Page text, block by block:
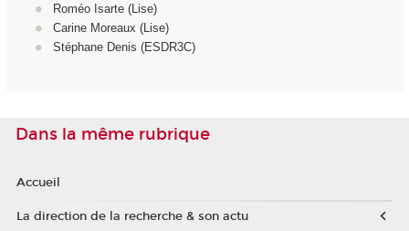
Roméo Isarte (Lise)
Carine Moreaux (Lise)
Stéphane Denis (ESDR3C)
Dans la même rubrique
Accueil
La direction de la recherche & son actu